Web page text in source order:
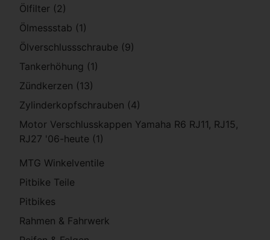
Ölfilter (2)
Ölmessstab (1)
Ölverschlussschraube (9)
Tankerhöhung (1)
Zündkerzen (13)
Zylinderkopfschrauben (4)
Motor Verschlusskappen Yamaha R6 RJ11, RJ15,
RJ27 '06-heute (1)
MTG Winkelventile
Pitbike Teile
Pitbikes
Rahmen & Fahrwerk